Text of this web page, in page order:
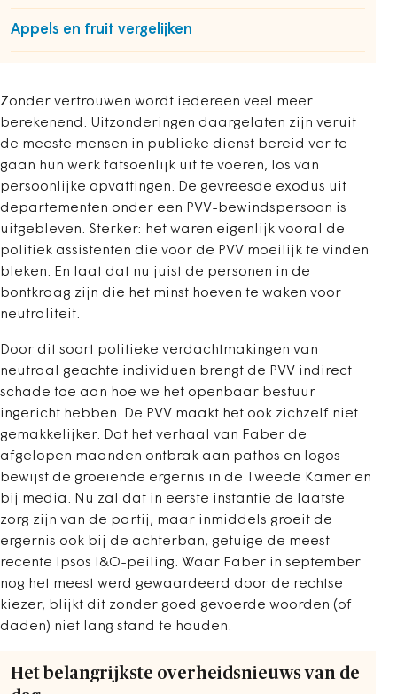
Appels en fruit vergelijken
Zonder vertrouwen wordt iedereen veel meer
berekenend. Uitzonderingen daargelaten zijn veruit
de meeste mensen in publieke dienst bereid ver te
gaan hun werk fatsoenlijk uit te voeren, los van
persoonlijke opvattingen. De gevreesde exodus uit
departementen onder een PVV-bewindspersoon is
uitgebleven. Sterker: het waren eigenlijk vooral de
politiek assistenten die voor de PVV moeilijk te vinden
bleken. En laat dat nu juist de personen in de
bontkraag zijn die het minst hoeven te waken voor
neutraliteit.
Door dit soort politieke verdachtmakingen van
neutraal geachte individuen brengt de PVV indirect
schade toe aan hoe we het openbaar bestuur
ingericht hebben. De PVV maakt het ook zichzelf niet
gemakkelijker. Dat het verhaal van Faber de
afgelopen maanden ontbrak aan pathos en logos
bewijst de groeiende ergernis in de Tweede Kamer en
bij media. Nu zal dat in eerste instantie de laatste
zorg zijn van de partij, maar inmiddels groeit de
ergernis ook bij de achterban, getuige de meest
recente Ipsos I&O-peiling. Waar Faber in september
nog het meest werd gewaardeerd door de rechtse
kiezer, blijkt dit zonder goed gevoerde woorden (of
daden) niet lang stand te houden.
Het belangrijkste overheidsnieuws van de